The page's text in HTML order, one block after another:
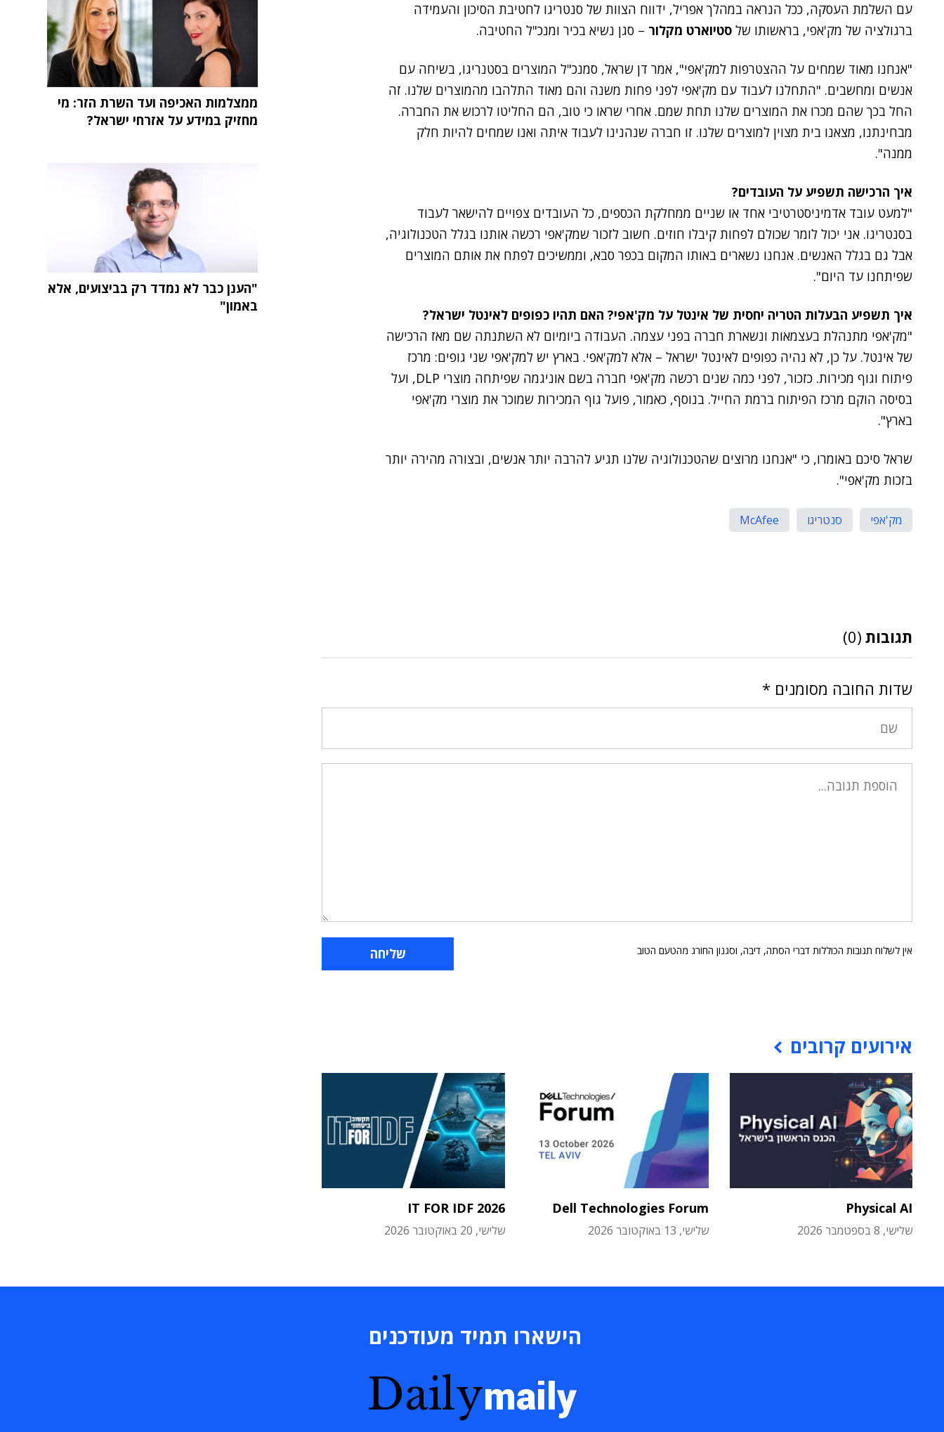
עם השלמת העסקה, ככל הנראה במהלך אפריל, ידווח הצוות של סנטריגו לחטיבת הסיכון והעמידה
ברגולציה של מק'אפי, בראשותו של סטיוארט מקלור – סגן נשיא בכיר ומנכ"ל החטיבה.
"אנחנו מאוד שמחים על ההצטרפות למק'אפי", אמר דן שראל, סמנכ"ל המוצרים בסטנריגו, בשיחה עם
אנשים ומחשבים. "התחלנו לעבוד עם מק'אפי לפני פחות משנה והם מאוד התלהבו מהמוצרים שלנו. זה
החל בכך שהם מכרו את המוצרים שלנו תחת שמם. אחרי שראו כי טוב, הם החליטו לרכוש את החברה.
מבחינתנו, מצאנו בית מצוין למוצרים שלנו. זו חברה שנהנינו לעבוד איתה ואנו שמחים להיות חלק
ממנה".
איך הרכישה תשפיע על העובדים?
"למעט עובד אדמיניסטרטיבי אחד או שניים ממחלקת הכספים, כל העובדים צפויים להישאר לעבוד
בסנטריגו. אני יכול לומר שכולם לפחות קיבלו חוזים. חשוב לזכור שמק'אפי רכשה אותנו בגלל הטכנולוגיה,
אבל גם בגלל האנשים. אנחנו נשארים באותו המקום בכפר סבא, וממשיכים לפתח את אותם המוצרים
שפיתחנו עד היום".
איך תשפיע הבעלות הטריה יחסית של אינטל על מק'אפי? האם תהיו כפופים לאינטל ישראל?
"מק'אפי מתנהלת בעצמאות ונשארת חברה בפני עצמה. העבודה ביומיום לא השתנתה שם מאז הרכישה
של אינטל. על כן, לא נהיה כפופים לאינטל ישראל – אלא למק'אפי. בארץ יש למק'אפי שני גופים: מרכז
פיתוח וגוף מכירות. כזכור, לפני כמה שנים רכשה מק'אפי חברה בשם אוניגמה שפיתחה מוצרי DLP, ועל
בסיסה הוקם מרכז הפיתוח ברמת החייל. בנוסף, כאמור, פועל גוף המכירות שמוכר את מוצרי מק'אפי
בארץ".
שראל סיכם באומרו, כי "אנחנו מרוצים שהטכנולוגיה שלנו תגיע להרבה יותר אנשים, ובצורה מהירה יותר
בזכות מק'אפי".
מק'אפי סנטריגו McAfee
תגובות (0)
שדות החובה מסומנים *
אין לשלוח תגובות הכוללות דברי הסתה, דיבה, וסגנון החורג מהטעם הטוב
אירועים קרובים
Physical AI
שלישי, 8 בספטמבר 2026
Dell Technologies Forum
שלישי, 13 באוקטובר 2026
IT FOR IDF 2026
שלישי, 20 באוקטובר 2026
ממצלמות האכיפה ועד השרת הזר: מי
מחזיק במידע על אזרחי ישראל?
"הענן כבר לא נמדד רק בביצועים, אלא
באמון"
הישארו תמיד מעודכנים
Dailymaily